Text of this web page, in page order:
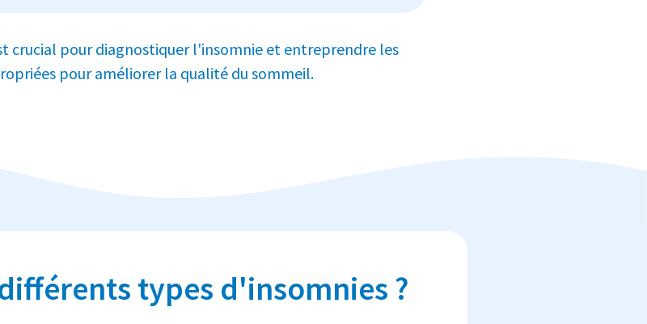
crucial pour diagnostiquer l'insomnie et entreprendre les
pour améliorer la qualité du sommeil.
types d'insomnies ?